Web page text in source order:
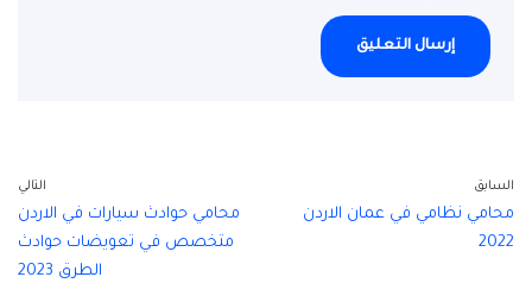
السابق
محامي نظامي في عمان الاردن
2022
التالي
محامي حوادث سيارات في الاردن
متخصص في تعويضات حوادث
الطرق 2023